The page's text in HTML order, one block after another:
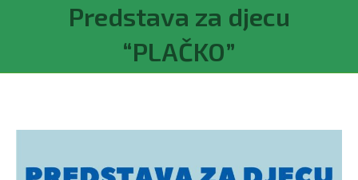
Predstava za djecu
“PLAČKO”